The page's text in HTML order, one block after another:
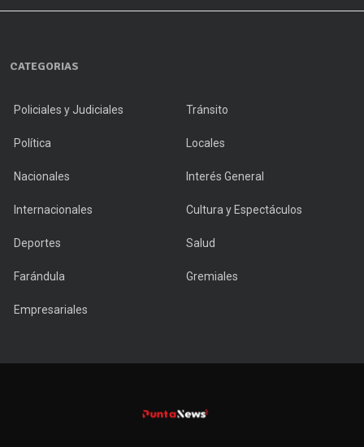
CATEGORIAS
Policiales y Judiciales Tránsito
Política Locales
Nacionales Interés General
Internacionales Cultura y Espectáculos
Deportes Salud
Farándula Gremiales
Empresariales